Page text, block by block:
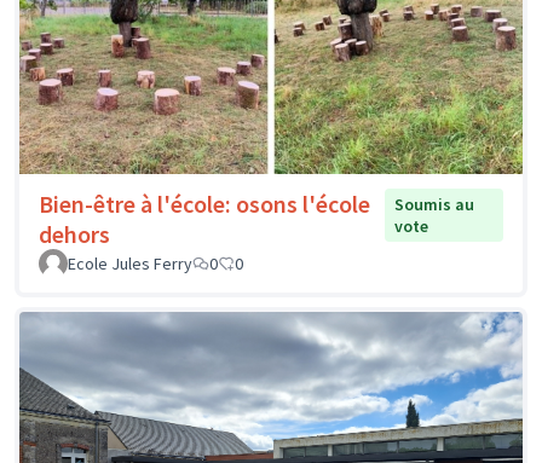
Bien-être à l'école: osons l'école
dehors
Soumis au
vote
Ecole Jules Ferry
0 0